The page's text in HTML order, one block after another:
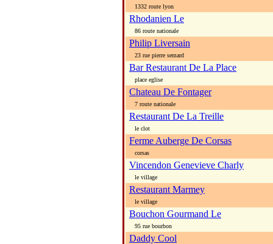
1332 route lyon
Rhodanien Le
86 route nationale
Philip Liversain
23 rue pierre semard
Bar Restaurant De La Place
place eglise
Chateau De Fontager
7 route nationale
Restaurant De La Treille
le clot
Ferme Auberge De Corsas
corsas
Vincendon Genevieve Charly
le village
Restaurant Marmey
le village
Bouchon Gourmand Le
95 rue bourbon
Daddy Cool